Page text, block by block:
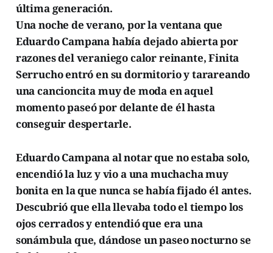
última generación.
Una noche de verano, por la ventana que
Eduardo Campana había dejado abierta por
razones del veraniego calor reinante, Finita
Serrucho entró en su dormitorio y tarareando
una cancioncita muy de moda en aquel
momento paseó por delante de él hasta
conseguir despertarle.
Eduardo Campana al notar que no estaba solo,
encendió la luz y vio a una muchacha muy
bonita en la que nunca se había fijado él antes.
Descubrió que ella llevaba todo el tiempo los
ojos cerrados y entendió que era una
sonámbula que, dándose un paseo nocturno se